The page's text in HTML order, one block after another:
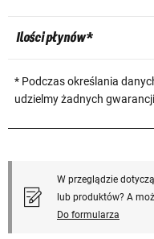
Ilości płynów *
* Podczas określania
udzielmy żadnych
W przeglądzie
lub produktów? A
Do formularza